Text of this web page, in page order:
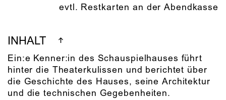
evtl. Restkarten an der Abendkasse
INHALT
Ein:e Kenner:in des Schauspielhauses führt
hinter die Theaterkulissen und berichtet über
die Geschichte des Hauses, seine Architektur
und die technischen Gegebenheiten.